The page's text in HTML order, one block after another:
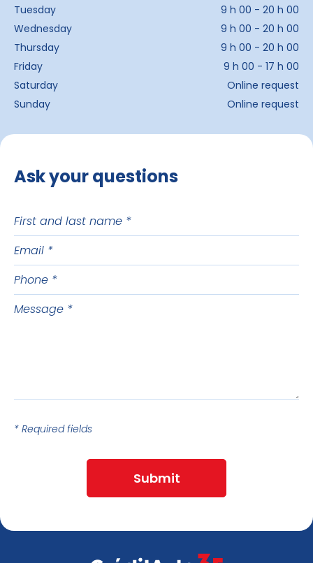
Tuesday
9 h 00 - 20 h 00
Wednesday
9 h 00 - 20 h 00
Thursday
9 h 00 - 20 h 00
Friday
9 h 00 - 17 h 00
Saturday
Online request
Sunday
Online request
Ask your questions
First
last
name
Email
Phone
Message
* Required fields
Submit